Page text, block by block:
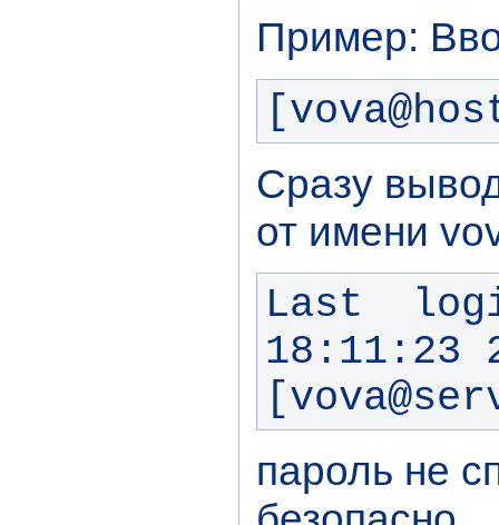
Пример:
Сразу
от имени
Last
18:11:23
пароль не